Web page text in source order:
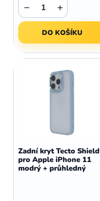
+
−
DO KOŠÍKU
Zadní kryt Tecto Shield
pro Apple iPhone 11
modrý + průhledný